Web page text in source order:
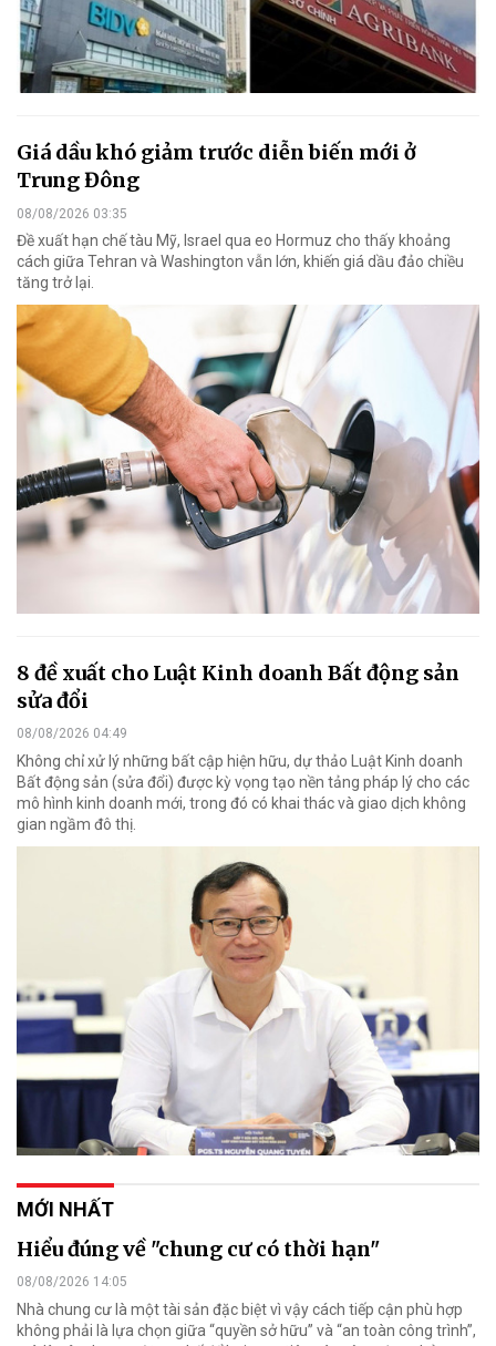
Giá dầu khó giảm trước diễn biến mới ở
Trung Đông
08/08/2026 03:35
Đề xuất hạn chế tàu Mỹ, Israel qua eo Hormuz cho thấy khoảng
cách giữa Tehran và Washington vẫn lớn, khiến giá dầu đảo chiều
tăng trở lại.
8 đề xuất cho Luật Kinh doanh Bất động sản
sửa đổi
08/08/2026 04:49
Không chỉ xử lý những bất cập hiện hữu, dự thảo Luật Kinh doanh
Bất động sản (sửa đổi) được kỳ vọng tạo nền tảng pháp lý cho các
mô hình kinh doanh mới, trong đó có khai thác và giao dịch không
gian ngầm đô thị.
MỚI NHẤT
Hiểu đúng về "chung cư có thời hạn"
08/08/2026 14:05
Nhà chung cư là một tài sản đặc biệt vì vậy cách tiếp cận phù hợp
không phải là lựa chọn giữa “quyền sở hữu” và “an toàn công trình”,